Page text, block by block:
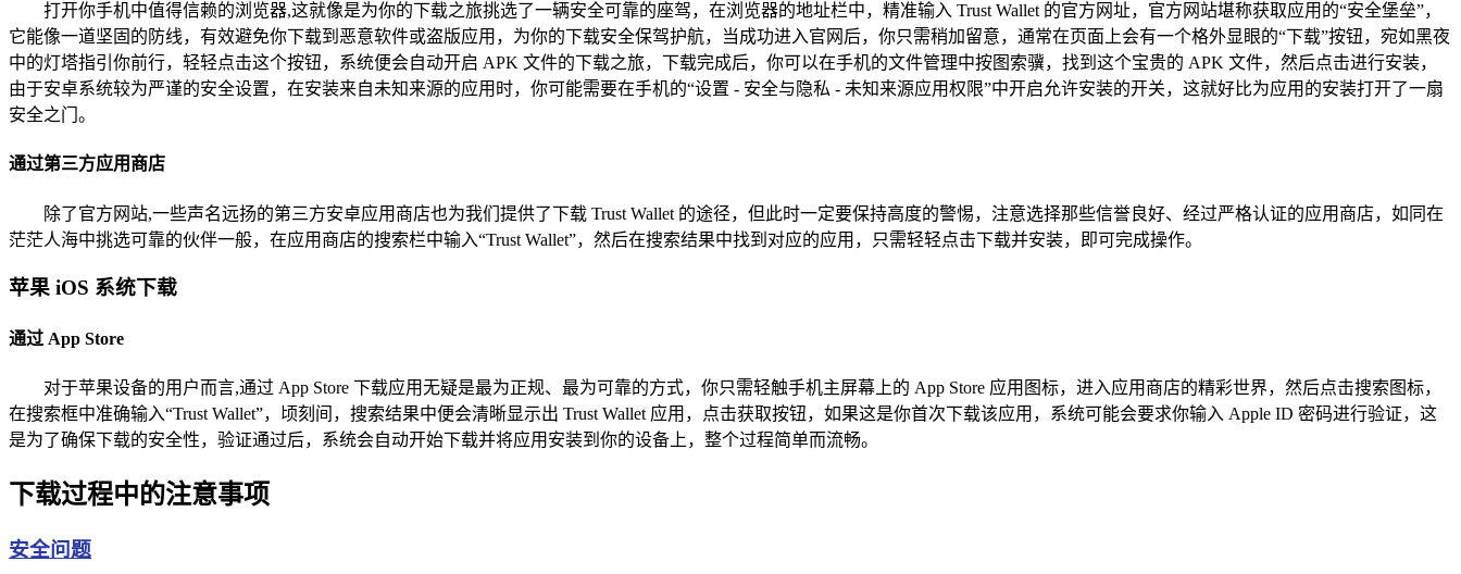
打开你手机中值得信赖的浏览器,这就像是为你的下载之旅挑选了一辆安全可靠的座驾，在浏览器的地址栏中，精准输入 Trust Wallet 的官方网址，官方网站堪称获取应用的“安全堡垒”，
它能像一道坚固的防线，有效避免你下载到恶意软件或盗版应用，为你的下载安全保驾护航，当成功进入官网后，你只需稍加留意，通常在页面上会有一个格外显眼的“下载”按钮，宛如黑夜
中的灯塔指引你前行，轻轻点击这个按钮，系统便会自动开启 APK 文件的下载之旅，下载完成后，你可以在手机的文件管理中按图索骥，找到这个宝贵的 APK 文件，然后点击进行安装，
由于安卓系统较为严谨的安全设置，在安装来自未知来源的应用时，你可能需要在手机的“设置 - 安全与隐私 - 未知来源应用权限”中开启允许安装的开关，这就好比为应用的安装打开了一扇
安全之门。
通过第三方应用商店
除了官方网站,一些声名远扬的第三方安卓应用商店也为我们提供了下载 Trust Wallet 的途径，但此时一定要保持高度的警惕，注意选择那些信誉良好、经过严格认证的应用商店，如同在
茫茫人海中挑选可靠的伙伴一般，在应用商店的搜索栏中输入“Trust Wallet”，然后在搜索结果中找到对应的应用，只需轻轻点击下载并安装，即可完成操作。
苹果 iOS 系统下载
通过 App Store
对于苹果设备的用户而言,通过 App Store 下载应用无疑是最为正规、最为可靠的方式，你只需轻触手机主屏幕上的 App Store 应用图标，进入应用商店的精彩世界，然后点击搜索图标，
在搜索框中准确输入“Trust Wallet”，顷刻间，搜索结果中便会清晰显示出 Trust Wallet 应用，点击获取按钮，如果这是你首次下载该应用，系统可能会要求你输入 Apple ID 密码进行验证，这
是为了确保下载的安全性，验证通过后，系统会自动开始下载并将应用安装到你的设备上，整个过程简单而流畅。
下载过程中的注意事项
安全问题